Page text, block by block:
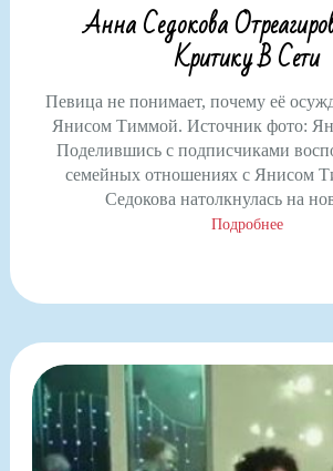
Анна Седокова
Критику В Сети
Певица не понимает, почему её
Янисом Тиммой. Источник фото:
Поделившись с подписчиками
семейных отношениях с Янисом
Седокова натолкнулась на
Подробнее